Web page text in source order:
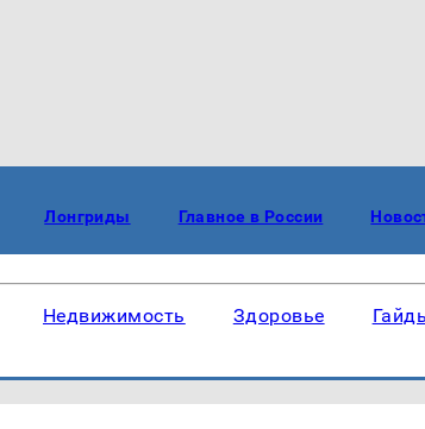
Лонгриды Главное в России
Недвижимость Здоровье